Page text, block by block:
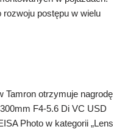
postępu w wielu
Tamron otrzymuje nagrodę
F4-5.6 Di VC USD
Photo w kategorii „Lens